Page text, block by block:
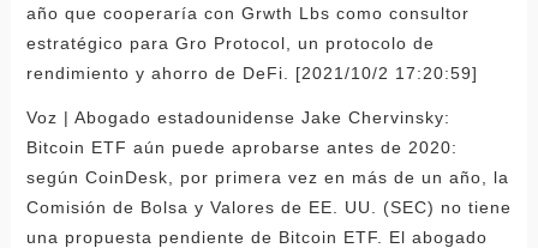
año que cooperaría con Grwth Lbs como consultor
estratégico para Gro Protocol, un protocolo de
rendimiento y ahorro de DeFi. [2021/10/2 17:20:59]
Voz | Abogado estadounidense Jake Chervinsky:
Bitcoin ETF aún puede aprobarse antes de 2020:
según CoinDesk, por primera vez en más de un año, la
Comisión de Bolsa y Valores de EE. UU. (SEC) no tiene
una propuesta pendiente de Bitcoin ETF. El abogado